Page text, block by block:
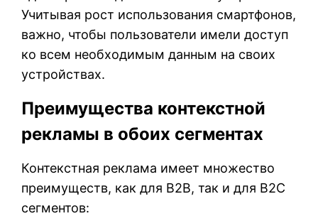
Учитывая рост использования смартфонов,
важно, чтобы пользователи имели доступ
ко всем необходимым данным на своих
устройствах.
Преимущества контекстной
рекламы в обоих сегментах
Контекстная реклама имеет множество
преимуществ, как для B2B, так и для B2C
сегментов: